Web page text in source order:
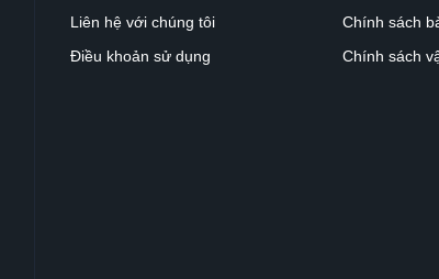
Liên hệ với chúng tôi
Điều khoản sử dụng
Chính sách
Chính sách